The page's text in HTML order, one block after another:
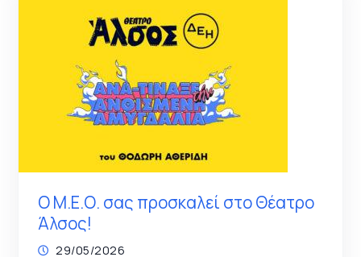
Ο Μ.Ε.Ο. σας προσκαλεί στο Θέατρο
Άλσος!
29/05/2026